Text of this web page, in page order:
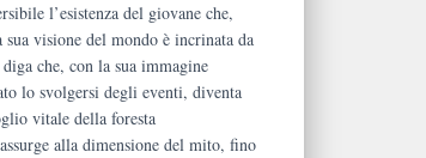
l’esistenza del giovane che,
visione del mondo è incrinata da
che, con la sua immagine
lo svolgersi degli eventi, diventa
vitale della foresta
alla dimensione del mito, fino